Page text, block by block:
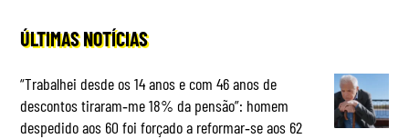
ÚLTIMAS NOTÍCIAS
“Trabalhei desde os 14 anos e com 46 anos de
descontos tiraram‑me 18% da pensão”: homem
despedido aos 60 foi forçado a reformar‑se aos 62